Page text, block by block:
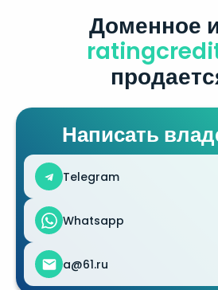
Доменное
Написать
Telegram
Whatsapp
a@61.ru